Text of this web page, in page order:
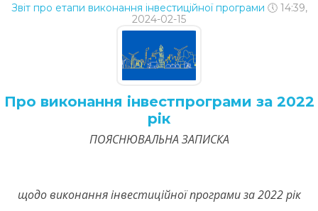
Звіт про етапи виконання інвестиційної програми 🕔 14:39,
2024-02-15
Про виконання інвестпрограми за 2022
рік
ПОЯСНЮВАЛЬНА ЗАПИСКА
щодо виконання інвестиційної програми за 2022 рік